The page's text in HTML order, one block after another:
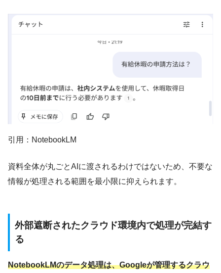
引用：NotebookLM
資料全体が丸ごとAIに渡されるわけではないため、不要な
情報が処理される範囲を最小限に抑えられます。
外部遮断されたクラウド環境内で処理が完結す
る
NotebookLMのデータ処理は、Googleが管理するクラウ